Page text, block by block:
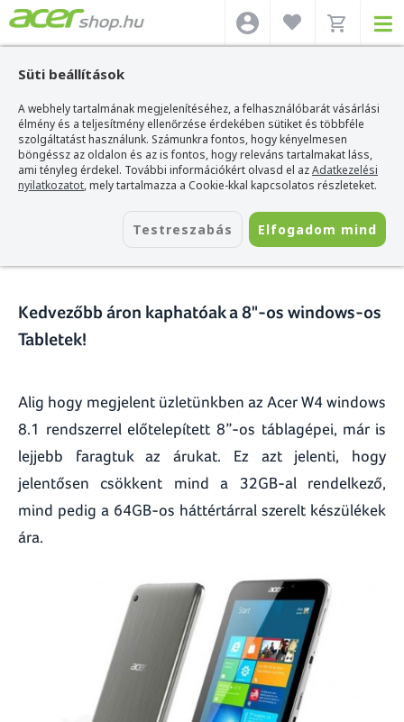
Süti beállítások
A webhely tartalmának megjelenítéséhez, a felhasználóbarát vásárlási
élmény és a teljesítmény ellenőrzése érdekében sütiket és többféle
szolgáltatást használunk. Számunkra fontos, hogy kényelmesen
böngéssz az oldalon és az is fontos, hogy releváns tartalmakat láss,
ami tényleg érdekel. További információkért olvasd el azAdatkezelési
nyilatkozatot, mely tartalmazza a Cookie-kkal kapcsolatos részleteket.
Testreszabás Elfogadom mind
Acer webshop>Hírek>Még olcsóbb az Acer W4, a Windows 8 tablet
Még olcsóbb az Acer W4, a
Windows 8 tablet
Kedvezőbb áron kaphatóak a 8"-os windows-os
Tabletek!
Alig hogy megjelent üzletünkben az Acer W4 windows
8.1 rendszerrel előtelepített 8”-os táblagépei, már is
lejjebb faragtuk az árukat. Ez azt jelenti, hogy
jelentősen csökkent mind a 32GB-al rendelkező,
mind pedig a 64GB-os háttértárral szerelt készülékek
ára.